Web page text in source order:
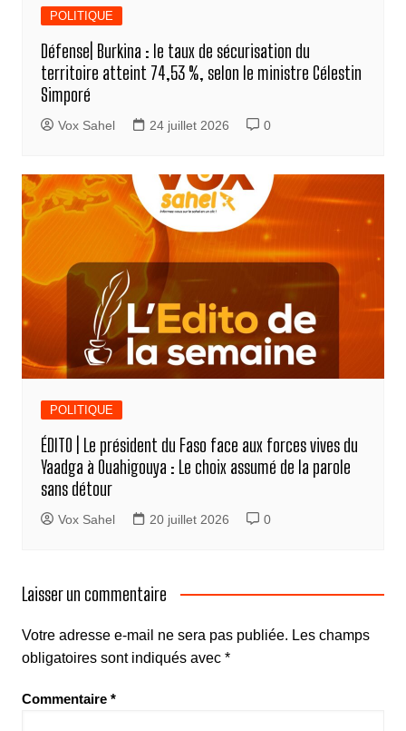
POLITIQUE
Défense| Burkina : le taux de sécurisation du
territoire atteint 74,53 %, selon le ministre Célestin
Simporé
Vox Sahel 24 juillet 2026 0
POLITIQUE
ÉDITO | Le président du Faso face aux forces vives du
Yaadga à Ouahigouya : Le choix assumé de la parole
sans détour
Vox Sahel 20 juillet 2026 0
Laisser un commentaire
Votre adresse e-mail ne sera pas publiée. Les champs
obligatoires sont indiqués avec *
Commentaire *